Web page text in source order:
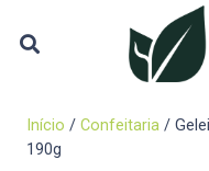
Início / Confeitaria /
190g